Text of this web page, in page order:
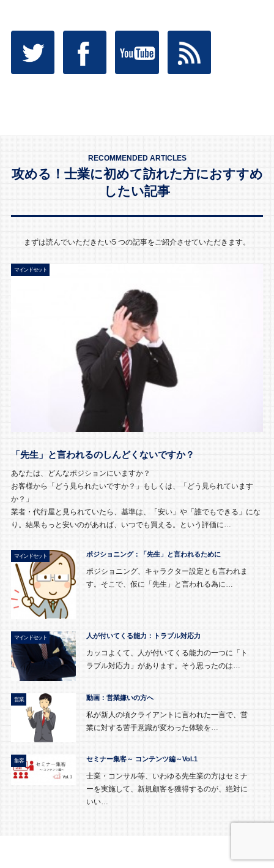
RECOMMENDED ARTICLES
攻める！士業に初めて訪れた方におすすめ
したい記事
まずは読んでいただきたい5 つの記事をご紹介させていただきます。
マインドセット
「先生」と言われるのしんどくないですか？
あなたは、どんなポジションにいますか？
お客様から「どう見られたいですか？」もしくは、「どう見られています
か？」
業者・代行屋と見られていたら、基準は、「安い」や「誰でもできる」にな
り。結果もっと安いのがあれば、いつでも買える。という評価に…
マインドセット ポジショニング：「先生」と言われるために
ポジショニング、キャラクター設定とも言われま
す。そこで、仮に「先生」と言われる為に…
マインドセット 人が付いてくる能力：トラブル対応力
カッコよくて、人が付いてくる能力の一つに「ト
ラブル対応力」があります。そう思ったのは…
営業 動画：営業嫌いの方へ
私が新人の頃クライアントに言われた一言で、営
業に対する苦手意識が変わった体験を…
集客 セミナー集客～ コンテンツ編～Vol.1
士業・コンサル等、いわゆる先生業の方はセミナ
ーを実施して、新規顧客を獲得するのが、絶対に
いい…